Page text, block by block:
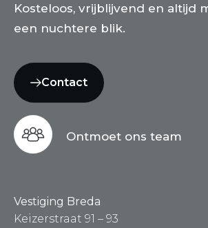
Kosteloos, vrijblijvend en altijd
een nuchtere blik.
Contact
Ontmoet ons team
Vestiging Breda
Keizerstraat 91 – 93